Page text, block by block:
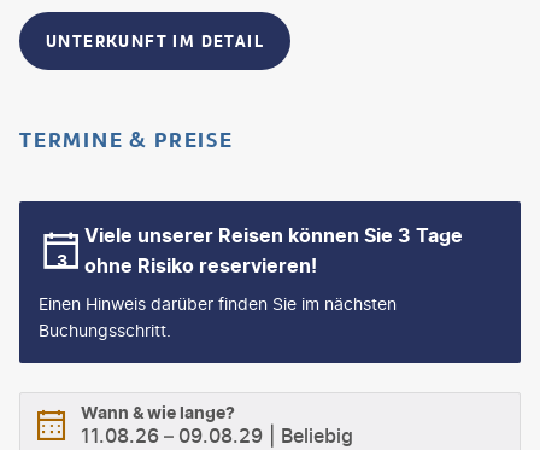
UNTERKUNFT IM DETAIL
TERMINE & PREISE
Viele unserer Reisen können Sie 3 Tage
ohne Risiko reservieren!
Einen Hinweis darüber finden Sie im nächsten
Buchungsschritt.
Wann & wie lange?
11.08.26 – 09.08.29 Beliebig